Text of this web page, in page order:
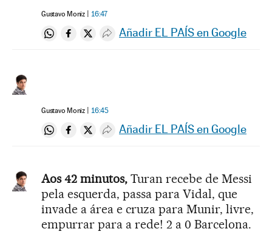
Gustavo Moniz 16:47
Compartir en Whatsapp
Compartir en Facebook
Compartir en Twitter
Desplegar Redes Sociales
Añadir EL PAÍS en Google
Gustavo Moniz 16:45
Compartir en Whatsapp
Compartir en Facebook
Compartir en Twitter
Desplegar Redes Sociales
Añadir EL PAÍS en Google
Aos 42 minutos, Turan recebe de Messi
pela esquerda, passa para Vidal, que
invade a área e cruza para Munir, livre,
empurrar para a rede! 2 a 0 Barcelona.